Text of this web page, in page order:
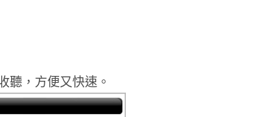
聽，方便又快速。